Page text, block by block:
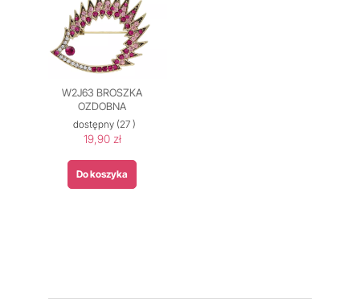
W2J63 BROSZKA
OZDOBNA
dostępny(27 )
19,90 zł
Do koszyka